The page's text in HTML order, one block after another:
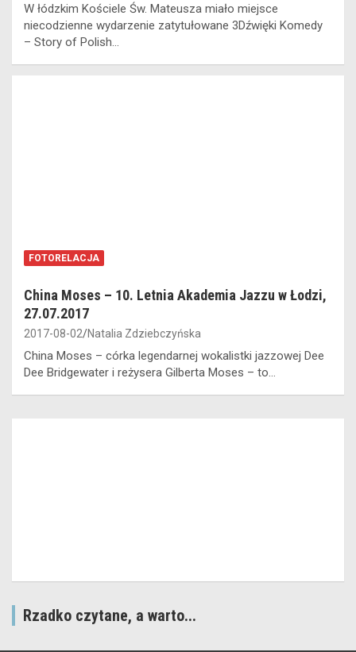
W łódzkim Kościele Św. Mateusza miało miejsce
niecodzienne wydarzenie zatytułowane 3Dźwięki Komedy
– Story of Polish…
FOTORELACJA
China Moses – 10. Letnia Akademia Jazzu w Łodzi,
27.07.2017
2017-08-02 Natalia Zdziebczyńska
China Moses – córka legendarnej wokalistki jazzowej Dee
Dee Bridgewater i reżysera Gilberta Moses – to…
Rzadko czytane, a warto...